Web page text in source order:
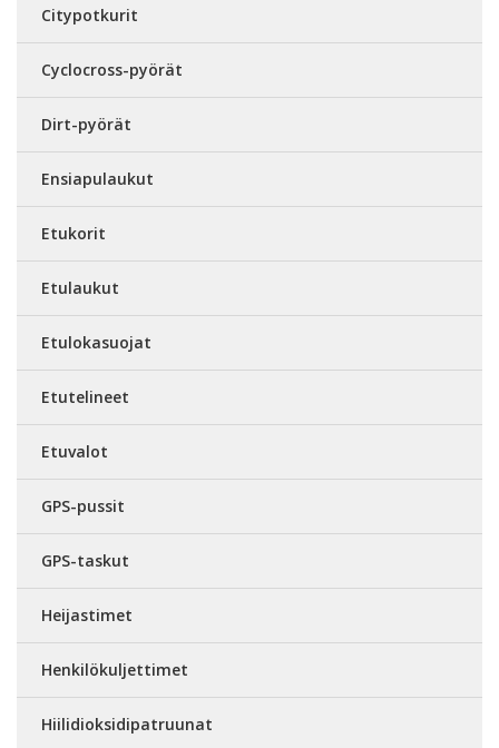
Citypotkurit
Cyclocross-pyörät
Dirt-pyörät
Ensiapulaukut
Etukorit
Etulaukut
Etulokasuojat
Etutelineet
Etuvalot
GPS-pussit
GPS-taskut
Heijastimet
Henkilökuljettimet
Hiilidioksidipatruunat